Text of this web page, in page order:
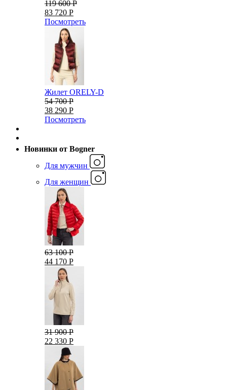
119 600 Р
83 720 Р
Посмотреть
Жилет ORELY-D
54 700 Р
38 290 Р
Посмотреть
Новинки от Bogner
Для мужчин
Для женщин
63 100 Р
44 170 Р
31 900 Р
22 330 Р